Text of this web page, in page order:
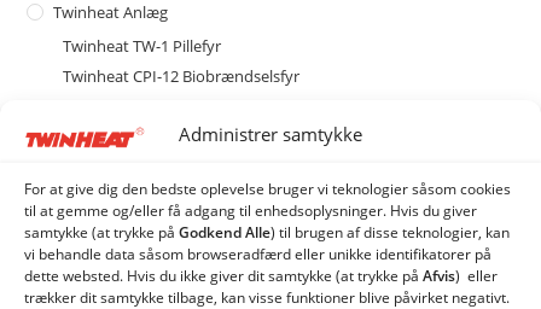
Administrer samtykke
For at give dig den bedste oplevelse bruger vi teknologier såsom cookies
til at gemme og/eller få adgang til enhedsoplysninger. Hvis du giver
samtykke (at trykke på Godkend Alle) til brugen af ​​disse teknologier, kan
vi behandle data såsom browseradfærd eller unikke identifikatorer på
dette websted. Hvis du ikke giver dit samtykke (at trykke på Afvis) eller
trækker dit samtykke tilbage, kan visse funktioner blive påvirket negativt.
Twinheat Anlæg
Twinheat TW-1 Pillefyr
Twinheat CPI-12 Biobrændselsfyr
Twinheat Industri Anlæg
CS120 Biobrændselsanlæg
CS150 Biobrændselsanlæg
CS250 Biobrændselsanlæg
Type CSE med spjældhus